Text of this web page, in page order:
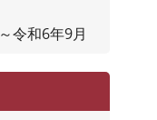
令和6年9月